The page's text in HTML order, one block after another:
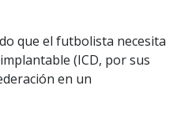
que el futbolista necesita
(ICD, por sus
en un